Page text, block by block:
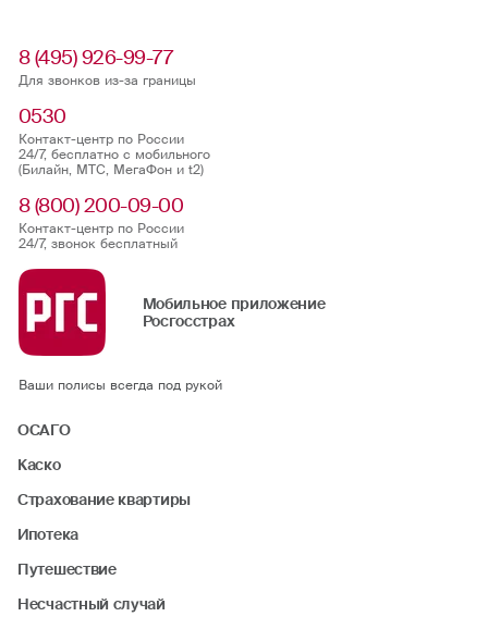
8 (495) 926-99-77
Для звонков из-за границы
0530
Контакт-центр по России
24/7, бесплатно с мобильного
(Билайн, МТС, МегаФон и t2)
8 (800) 200-09-00
Контакт-центр по России
24/7, звонок бесплатный
Мобильное приложение
Росгосстрах
Ваши полисы всегда под рукой
ОСАГО
Каско
Страхование квартиры
Ипотека
Путешествие
Несчастный случай